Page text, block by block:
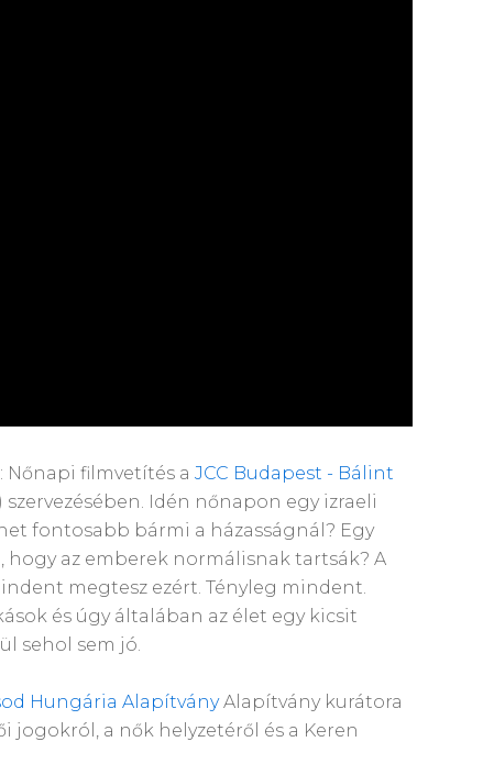
Nőnapi filmvetítés a JCC Budapest - Bálint
szervezésében. Idén nőnapon egy izraeli
fontosabb bármi a házasságnál? Egy
az emberek normálisnak tartsák? A
megtesz ezért. Tényleg mindent.
és úgy általában az élet egy kicsit
sehol sem jó.
Hungária AlapítványAlapítvány kurátora
jogokról, a nők helyzetéről és a Keren